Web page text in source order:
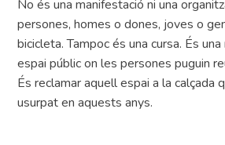
No és una manifestació ni una
persones, homes o dones, joves o
bicicleta. Tampoc és una cursa. És
espai públic on les persones puguin
És reclamar aquell espai a la calçada
usurpat en aquests anys.